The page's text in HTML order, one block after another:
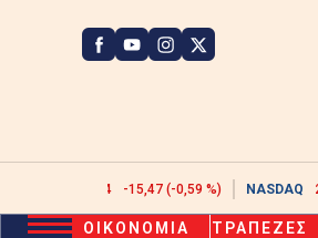
2608,44 -15,47 (-0,59 %) NASDAQ
ΟΙΚΟΝΟΜΙΑ ΤΡΑΠΕΖΕΣ